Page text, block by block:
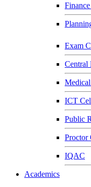
Exam
Central
ICT
Public
Proctor
IQAC
Academics